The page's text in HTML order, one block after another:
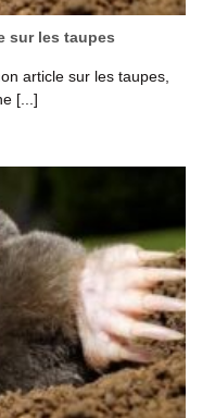
sur les taupes
article sur les taupes,
[...]